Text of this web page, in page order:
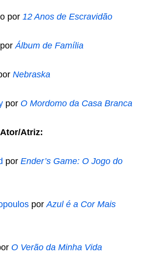
por 12 Anos de Escravidão
porÁlbum de Família
Nebraska
por O Mordomo da Casa Branca
Atriz:
por Ender’s Game: O Jogo do
porAzul é a Cor Mais
O Verão da Minha Vida